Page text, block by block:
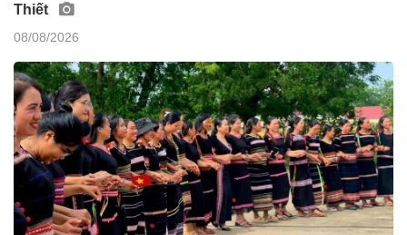
Thiết
08/08/2026